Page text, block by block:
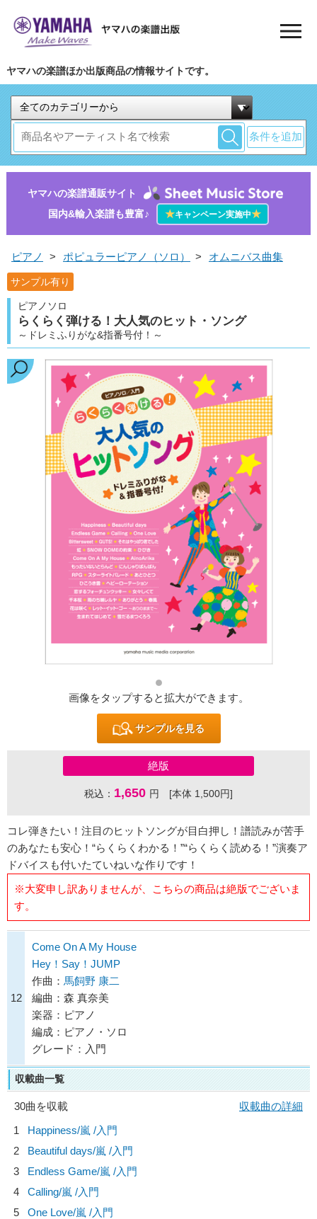
ヤマハの楽譜ほか出版商品の情報サイトです。
条件を追加
ヤマハの楽譜通販サイト
国内&輸入楽譜も豊富♪
★キャンペーン実施中★
ピアノ > ポピュラーピアノ（ソロ） > オムニバス曲集
サンプル有り
ピアノソロ
らくらく弾ける！大人気のヒット・ソング
～ドレミふりがな&指番号付！～
画像をタップすると拡大ができます。
サンプルを見る
絶版
税込： 1,650 円 [本体 1,500円]
コレ弾きたい！注目のヒットソングが目白押し！譜読みが苦手
のあなたも安心！“らくらくわかる！”“らくらく読める！”演奏ア
ドバイスも付いたていねいな作りです！
※大変申し訳ありませんが、こちらの商品は絶版でございま
す。
12
Come On A My House
Hey！Say！JUMP
作曲： 馬飼野 康二
編曲：森 真奈美
楽器：ピアノ
編成：ピアノ・ソロ
グレード：入門
収載曲一覧
30曲を収載
収載曲の詳細
1
Happiness/嵐 /入門
2
Beautiful days/嵐 /入門
3
Endless Game/嵐 /入門
4
Calling/嵐 /入門
5
One Love/嵐 /入門